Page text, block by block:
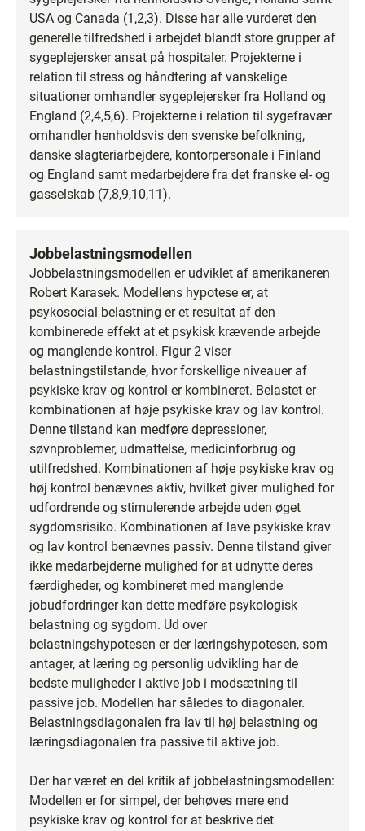
USA og Canada (1,2,3). Disse har alle vurderet den
generelle tilfredshed i arbejdet blandt store grupper af
sygeplejersker ansat på hospitaler. Projekterne i
relation til stress og håndtering af vanskelige
situationer omhandler sygeplejersker fra Holland og
England (2,4,5,6). Projekterne i relation til sygefravær
omhandler henholdsvis den svenske befolkning,
danske slagteriarbejdere, kontorpersonale i Finland
og England samt medarbejdere fra det franske el- og
gasselskab (7,8,9,10,11).
Jobbelastningsmodellen
Jobbelastningsmodellen er udviklet af amerikaneren
Robert Karasek. Modellens hypotese er, at
psykosocial belastning er et resultat af den
kombinerede effekt at et psykisk krævende arbejde
og manglende kontrol. Figur 2 viser
belastningstilstande, hvor forskellige niveauer af
psykiske krav og kontrol er kombineret. Belastet er
kombinationen af høje psykiske krav og lav kontrol.
Denne tilstand kan medføre depressioner,
søvnproblemer, udmattelse, medicinforbrug og
utilfredshed. Kombinationen af høje psykiske krav og
høj kontrol benævnes aktiv, hvilket giver mulighed for
udfordrende og stimulerende arbejde uden øget
sygdomsrisiko. Kombinationen af lave psykiske krav
og lav kontrol benævnes passiv. Denne tilstand giver
ikke medarbejderne mulighed for at udnytte deres
færdigheder, og kombineret med manglende
jobudfordringer kan dette medføre psykologisk
belastning og sygdom. Ud over
belastningshypotesen er der læringshypotesen, som
antager, at læring og personlig udvikling har de
bedste muligheder i aktive job i modsætning til
passive job. Modellen har således to diagonaler.
Belastningsdiagonalen fra lav til høj belastning og
læringsdiagonalen fra passive til aktive job.
Der har været en del kritik af jobbelastningsmodellen:
Modellen er for simpel, der behøves mere end
psykiske krav og kontrol for at beskrive det